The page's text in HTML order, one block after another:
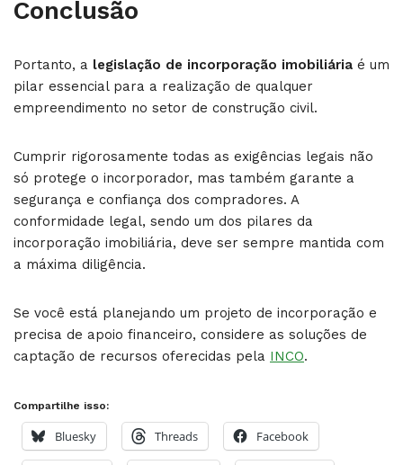
Conclusão
Portanto, a legislação de incorporação imobiliária é um
pilar essencial para a realização de qualquer
empreendimento no setor de construção civil.
Cumprir rigorosamente todas as exigências legais não
só protege o incorporador, mas também garante a
segurança e confiança dos compradores. A
conformidade legal, sendo um dos pilares da
incorporação imobiliária, deve ser sempre mantida com
a máxima diligência.
Se você está planejando um projeto de incorporação e
precisa de apoio financeiro, considere as soluções de
captação de recursos oferecidas pela INCO.
Compartilhe isso:
Bluesky Threads Facebook